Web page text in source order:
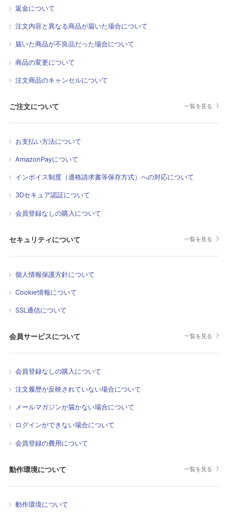
返金について
注文内容と異なる商品が届いた場合について
届いた商品が不良品だった場合について
商品の変更について
注文商品のキャンセルについて
ご注文について 一覧を見る
お支払い方法について
AmazonPayについて
インボイス制度（適格請求書等保存方式）への対応について
3Dセキュア認証について
会員登録なしの購入について
セキュリティについて 一覧を見る
個人情報保護方針について
Cookie情報について
SSL通信について
会員サービスについて 一覧を見る
会員登録なしの購入について
注文履歴が反映されていない場合について
メールマガジンが届かない場合について
ログインができない場合について
会員登録の費用について
動作環境について 一覧を見る
動作環境について